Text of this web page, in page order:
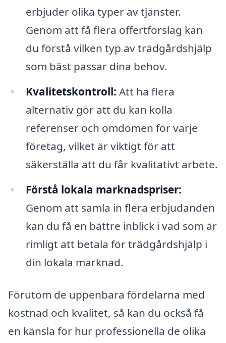
erbjuder olika typer av tjänster.
Genom att få flera offertförslag kan
du förstå vilken typ av trädgårdshjälp
som bäst passar dina behov.
Kvalitetskontroll: Att ha flera
alternativ gör att du kan kolla
referenser och omdömen för varje
företag, vilket är viktigt för att
säkerställa att du får kvalitativt arbete.
Förstå lokala marknadspriser:
Genom att samla in flera erbjudanden
kan du få en bättre inblick i vad som är
rimligt att betala för trädgårdshjälp i
din lokala marknad.
Förutom de uppenbara fördelarna med
kostnad och kvalitet, så kan du också få
en känsla för hur professionella de olika